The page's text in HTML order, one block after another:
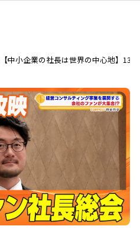
【中小企業の社長は世界の中心地】